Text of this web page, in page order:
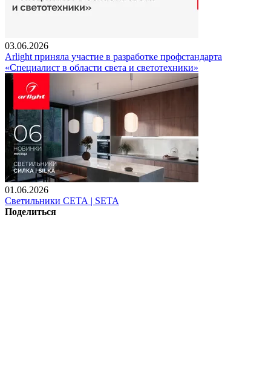
03.06.2026
Arlight приняла участие в разработке профстандарта
«Специалист в области света и светотехники»
01.06.2026
Светильники СЕТА | SETA
Поделиться